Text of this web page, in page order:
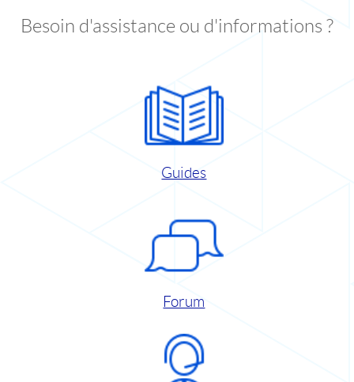
Besoin d'assistance ou d'informations ?
Guides
Forum